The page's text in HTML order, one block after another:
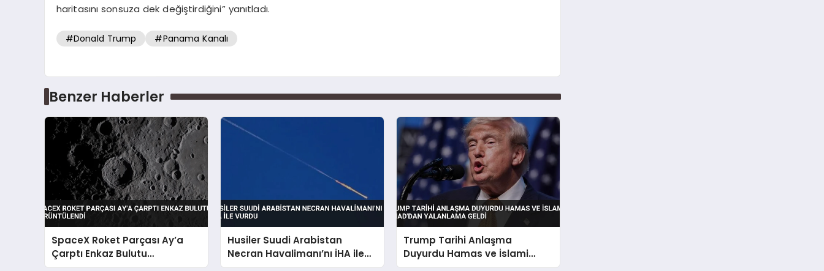
haritasını sonsuza dek değiştirdiğini” yanıtladı.
#Donald Trump #Panama Kanalı
Benzer Haberler
SpaceX Roket Parçası Ay’a
Çarptı Enkaz Bulutu
Görüntülendi
Husiler Suudi Arabistan
Necran Havalimanı’nı İHA ile
Vurdu
Trump Tarihi Anlaşma
Duyurdu Hamas ve İslami
Cihad’dan Yalanlama Geldi